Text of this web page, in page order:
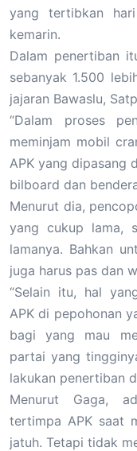
yang tertibkan
kemarin.
Dalam penertiban
sebanyak 1.500
jajaran Bawaslu,
“Dalam proses
meminjam mobil
APK yang dipasang
bilboard dan
Menurut dia,
yang cukup lama,
lamanya. Bahkan
juga harus pas dan
“Selain itu, hal
APK di pepohonan
bagi yang mau
partai yang
lakukan penertiban
Menurut Gaga,
tertimpa APK saat
jatuh. Tetapi tidak